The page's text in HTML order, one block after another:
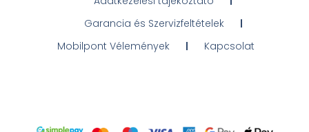
Garancia és Szervizfeltételek
Mobilpont Vélemények
Kapcsolat